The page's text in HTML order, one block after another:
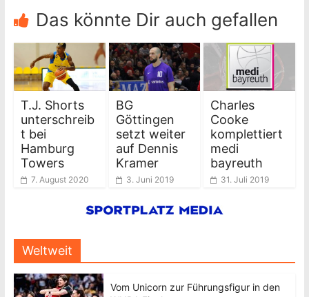
Das könnte Dir auch gefallen
T.J. Shorts
unterschreib
t bei
Hamburg
Towers
7. August 2020
BG
Göttingen
setzt weiter
auf Dennis
Kramer
3. Juni 2019
Charles
Cooke
komplettiert
medi
bayreuth
31. Juli 2019
Weltweit
Vom Unicorn zur Führungsfigur in den